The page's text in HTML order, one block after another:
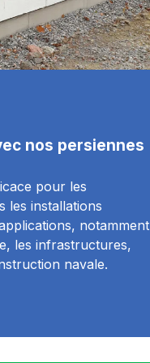
nos persiennes
pour les
les installations
notamment
les infrastructures,
navale.